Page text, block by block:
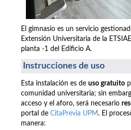
El gimnasio es un servicio
Extensión Universitaria de la
planta -1 del Edificio A.
Instrucciones de uso
Esta instalación es de uso gratuito
comunidad universitaria; sin
acceso y el aforo, será necesario
portal de CitaPrevia UPM. El
manera: